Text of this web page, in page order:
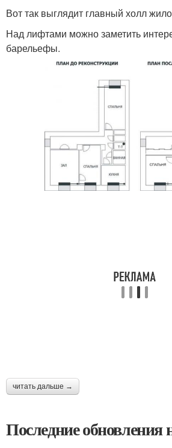
Вот так выглядит главный холл
Над лифтами можно заметить
барельефы.
читать дальше →
Последние обновления